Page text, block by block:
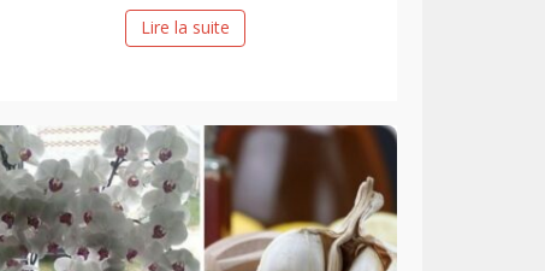
Lire la suite